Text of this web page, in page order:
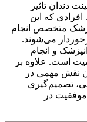
دندان تاثیر
افرادی که این
متخصص انجام
می‌شوند.
و انجام
است. علاوه بر
نقش مهمی در
تصمیم‌گیری
موفقیت در